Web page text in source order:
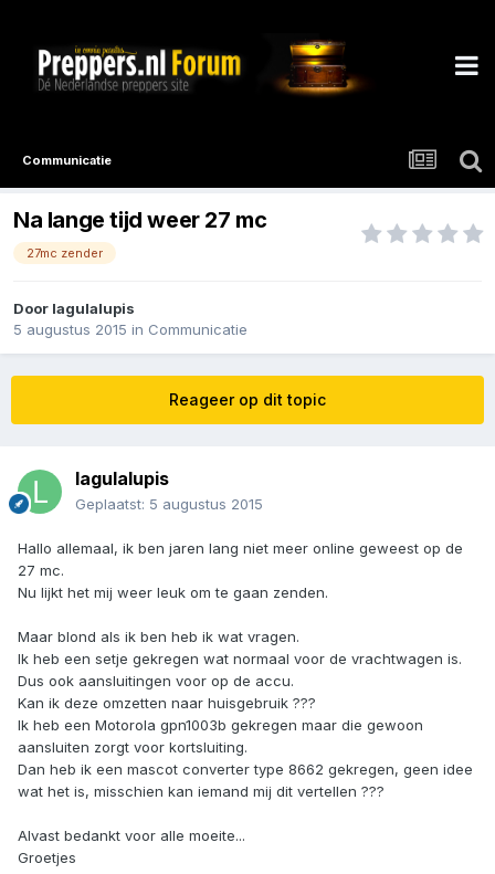
Communicatie
Na lange tijd weer 27 mc
27mc zender
Door lagulalupis
5 augustus 2015 in Communicatie
Reageer op dit topic
lagulalupis
Geplaatst: 5 augustus 2015
Hallo allemaal, ik ben jaren lang niet meer online geweest op de
27 mc.
Nu lijkt het mij weer leuk om te gaan zenden.
Maar blond als ik ben heb ik wat vragen.
Ik heb een setje gekregen wat normaal voor de vrachtwagen is.
Dus ook aansluitingen voor op de accu.
Kan ik deze omzetten naar huisgebruik ???
Ik heb een Motorola gpn1003b gekregen maar die gewoon
aansluiten zorgt voor kortsluiting.
Dan heb ik een mascot converter type 8662 gekregen, geen idee
wat het is, misschien kan iemand mij dit vertellen ???
Alvast bedankt voor alle moeite...
Groetjes